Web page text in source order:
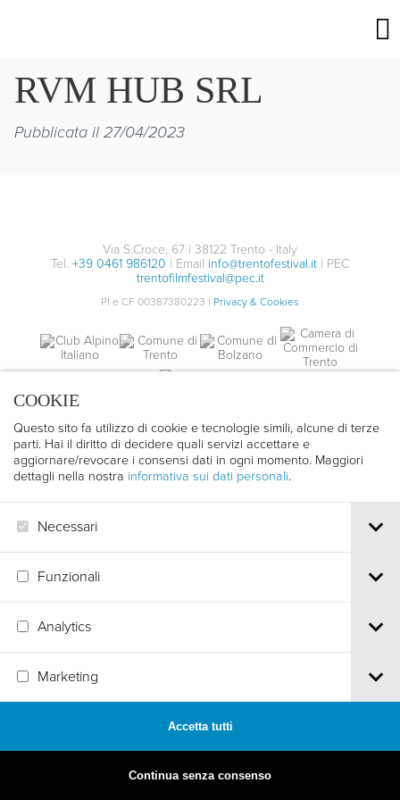
COOKIE
Questo sito fa utilizzo di cookie e tecnologie simili, alcune di terze
parti. Hai il diritto di decidere quali servizi accettare e
aggiornare/revocare i consensi dati in ogni momento. Maggiori
dettagli nella nostra informativa sui dati personali.
Necessari
Funzionali
Analytics
Marketing
Accetta tutti
Continua senza consenso
RVM HUB SRL
Pubblicata il 27/04/2023
Via S.Croce, 67 | 38122 Trento - Italy
Tel. +39 0461 986120 | Email info@trentofestival.it | PEC
trentofilmfestival@pec.it
PI e CF 00387380223 | Privacy & Cookies